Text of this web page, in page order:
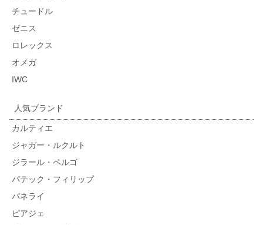
チュードル
ゼニス
ロレックス
オメガ
IWC
人気ブランド
カルティエ
ジャガー・ルクルト
ジラール・ペルゴ
パテック・フィリップ
パネライ
ピアジェ